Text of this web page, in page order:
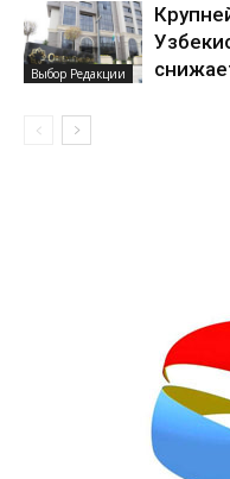
Выбор Редакции